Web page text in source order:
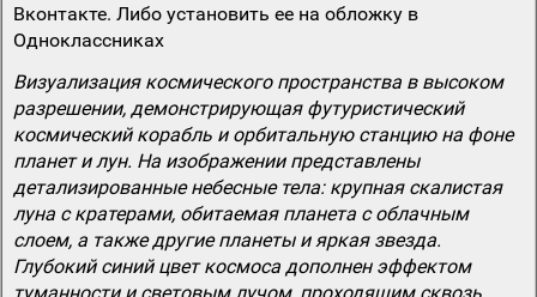
Вконтакте. Либо установить ее на обложку в
Одноклассниках
Визуализация космического пространства в высоком
разрешении, демонстрирующая футуристический
космический корабль и орбитальную станцию на фоне
планет и лун. На изображении представлены
детализированные небесные тела: крупная скалистая
луна с кратерами, обитаемая планета с облачным
слоем, а также другие планеты и яркая звезда.
Глубокий синий цвет космоса дополнен эффектом
туманности и световым лучом, проходящим сквозь